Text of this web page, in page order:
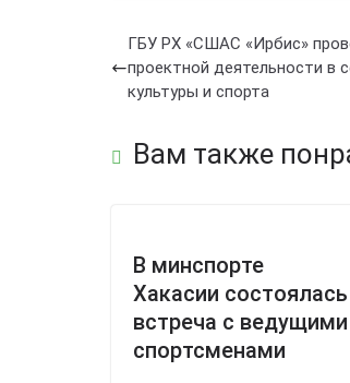
ГБУ РХ «СШАС «Ирбис»
проектной деятельности в
культуры и спорта
Вам также
В минспорте
Хакасии состоялась
встреча с ведущими
спортсменами